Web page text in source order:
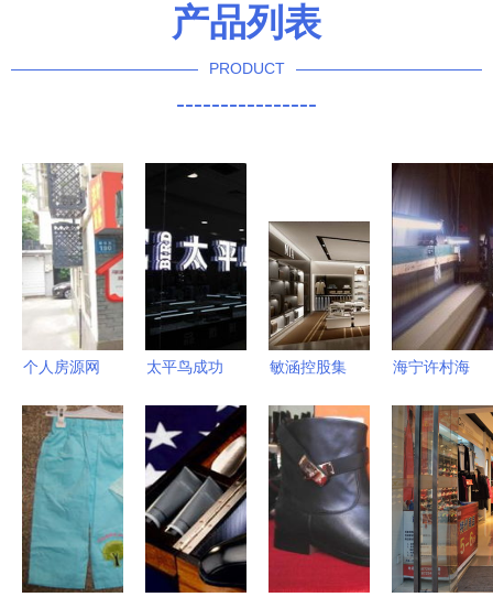
产品列表
PRODUCT
----------------
个人房源网
售 线上转
型与市场机
遇探析
太平鸟成功
板 互联网
销售成增长
新引擎
敏涵控股集
私人定制，
开启鞋帽零
售的美学探
索之旅
海宁许村海
厂的多元化
发展 从纺
织制造到鞋
帽零售的跨
越